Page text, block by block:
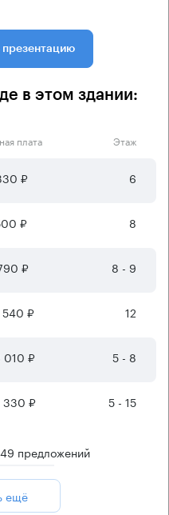
презентацию
в этом здании:
плата Этаж
₽ 6
₽ 8
₽ 8 - 9
540 ₽ 12
010 ₽ 5 - 8
330 ₽ 5 - 15
49 предложений
ещё